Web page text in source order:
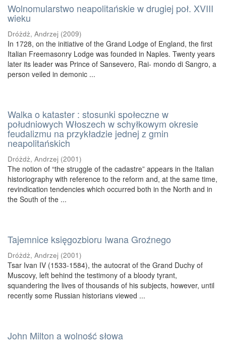
Wolnomularstwo neapolitańskie w drugiej poł. XVIII
wieku
Dróżdż, Andrzej (2009)
In 1728, on the initiative of the Grand Lodge of England, the first
Italian Freemasonry Lodge was founded in Naples. Twenty years
later its leader was Prince of Sansevero, Rai- mondo di Sangro, a
person veiled in demonic ...
Walka o kataster : stosunki społeczne w
południowych Włoszech w schyłkowym okresie
feudalizmu na przykładzie jednej z gmin
neapolitańskich
Dróżdż, Andrzej (2001)
The notion of “the struggle of the cadastre” appears in the Italian
historiography with reference to the reform and, at the same time,
revindication tendencies which occurred both in the North and in
the South of the ...
Tajemnice księgozbioru Iwana Groźnego
Dróżdż, Andrzej (2001)
Tsar Ivan IV (1533-1584), the autocrat of the Grand Duchy of
Muscovy, left behind the testimony of a bloody tyrant,
squandering the lives of thousands of his subjects, however, until
recently some Russian historians viewed ...
John Milton a wolność słowa